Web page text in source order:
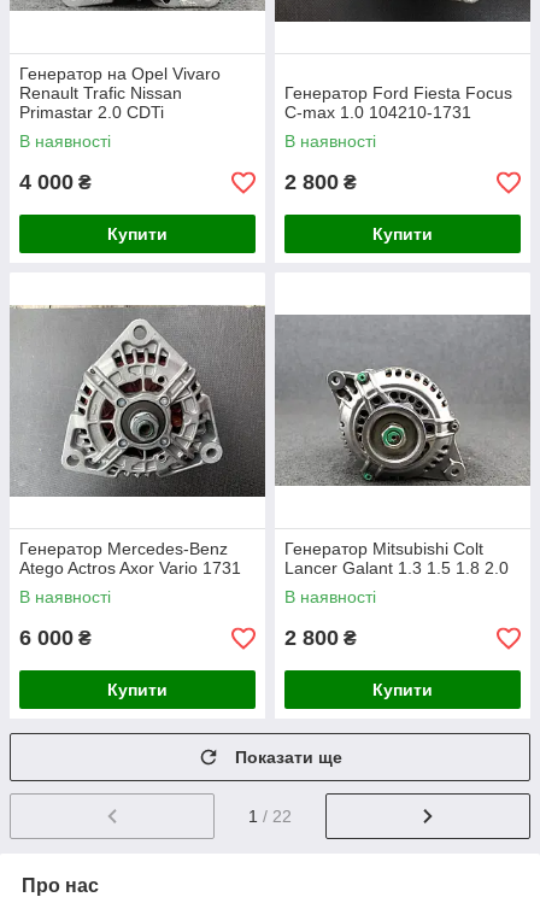
Генератор на Opel Vivaro
Renault Trafic Nissan
Primastar 2.0 CDTi
В наявності
4 000 ₴
Купити
Генератор Ford Fiesta Focus
C-max 1.0 104210-1731
В наявності
2 800 ₴
Купити
Генератор Mercedes-Benz
Atego Actros Axor Vario 1731
В наявності
6 000 ₴
Купити
Генератор Mitsubishi Colt
Lancer Galant 1.3 1.5 1.8 2.0
В наявності
2 800 ₴
Купити
Показати ще
1 / 22
Про нас